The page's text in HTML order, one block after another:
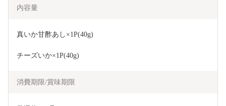
内容量
真いか甘酢あし×1P(40g)
チーズいか×1P(40g)
消費期限/賞味期限